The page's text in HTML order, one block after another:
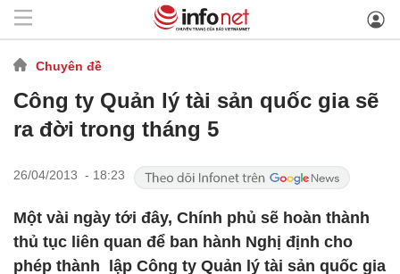
Chuyên đề
Công ty Quản lý tài sản quốc gia sẽ
ra đời trong tháng 5
26/04/2013 - 18:23
Một vài ngày tới đây, Chính phủ sẽ hoàn thành
thủ tục liên quan để ban hành Nghị định cho
phép thành lập Công ty Quản lý tài sản quốc gia